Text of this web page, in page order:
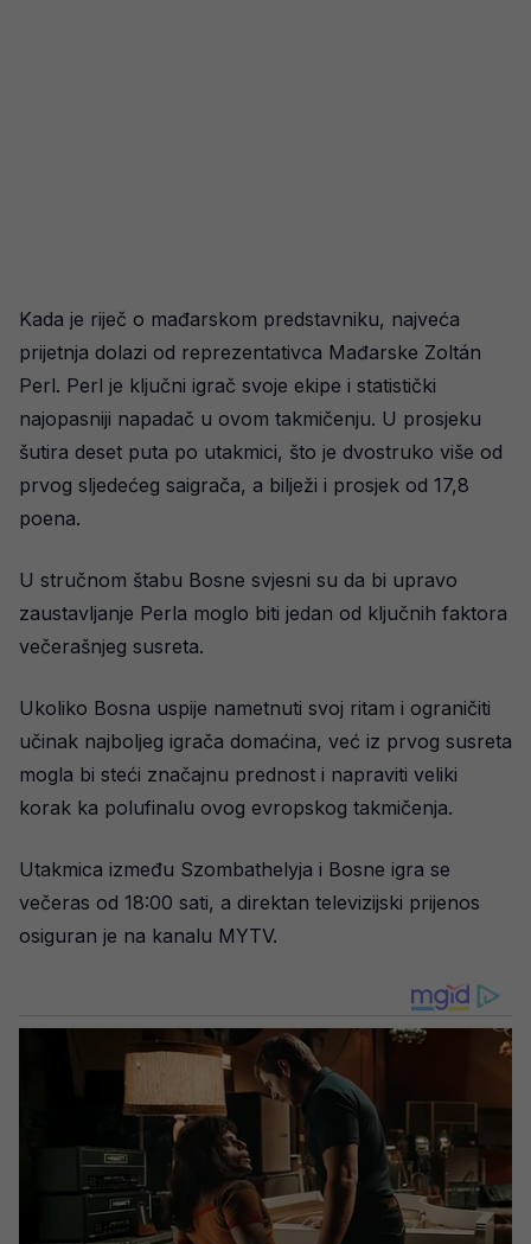
Kada je riječ o mađarskom predstavniku, najveća
prijetnja dolazi od reprezentativca Mađarske Zoltán
Perl. Perl je ključni igrač svoje ekipe i statistički
najopasniji napadač u ovom takmičenju. U prosjeku
šutira deset puta po utakmici, što je dvostruko više od
prvog sljedećeg saigrača, a bilježi i prosjek od 17,8
poena.
U stručnom štabu Bosne svjesni su da bi upravo
zaustavljanje Perla moglo biti jedan od ključnih faktora
večerašnjeg susreta.
Ukoliko Bosna uspije nametnuti svoj ritam i ograničiti
učinak najboljeg igrača domaćina, već iz prvog susreta
mogla bi steći značajnu prednost i napraviti veliki
korak ka polufinalu ovog evropskog takmičenja.
Utakmica između Szombathelyja i Bosne igra se
večeras od 18:00 sati, a direktan televizijski prijenos
osiguran je na kanalu MYTV.